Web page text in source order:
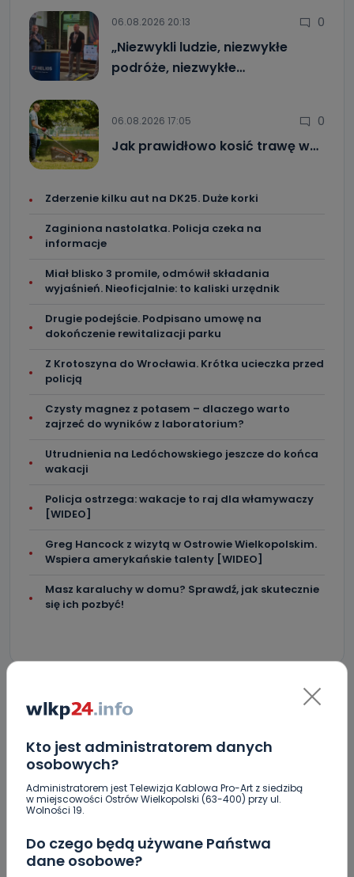
Kto jest administratorem danych
osobowych?
Administratorem jest Telewizja Kablowa Pro-Art z siedzibą
w miejscowości Ostrów Wielkopolski (63-400) przy ul.
Wolności 19.
Do czego będą używane Państwa
dane osobowe?
06.08.2026 20:13 0
„Niezwykli ludzie, niezwykłe
podróże, niezwykłe…
06.08.2026 17:05 0
Jak prawidłowo kosić trawę w…
Zderzenie kilku aut na DK25. Duże korki
Zaginiona nastolatka. Policja czeka na
informacje
Miał blisko 3 promile, odmówił składania
wyjaśnień. Nieoficjalnie: to kaliski urzędnik
Drugie podejście. Podpisano umowę na
dokończenie rewitalizacji parku
Z Krotoszyna do Wrocławia. Krótka ucieczka przed
policją
Czysty magnez z potasem – dlaczego warto
zajrzeć do wyników z laboratorium?
Utrudnienia na Ledóchowskiego jeszcze do końca
wakacji
Policja ostrzega: wakacje to raj dla włamywaczy
[WIDEO]
Greg Hancock z wizytą w Ostrowie Wielkopolskim.
Wspiera amerykańskie talenty [WIDEO]
Masz karaluchy w domu? Sprawdź, jak skutecznie
się ich pozbyć!
KOMENTARZE (12)
O ostrowianin